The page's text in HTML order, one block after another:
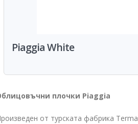
Piaggia White
плочки Piaggia
от турската фабрика